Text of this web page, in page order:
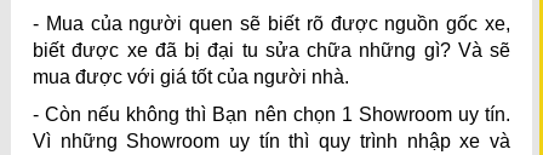
- Mua của người quen sẽ biết rõ được nguồn gốc xe,
biết được xe đã bị đại tu sửa chữa những gì? Và sẽ
mua được với giá tốt của người nhà.
- Còn nếu không thì Bạn nên chọn 1 Showroom uy tín.
Vì những Showroom uy tín thì quy trình nhập xe và